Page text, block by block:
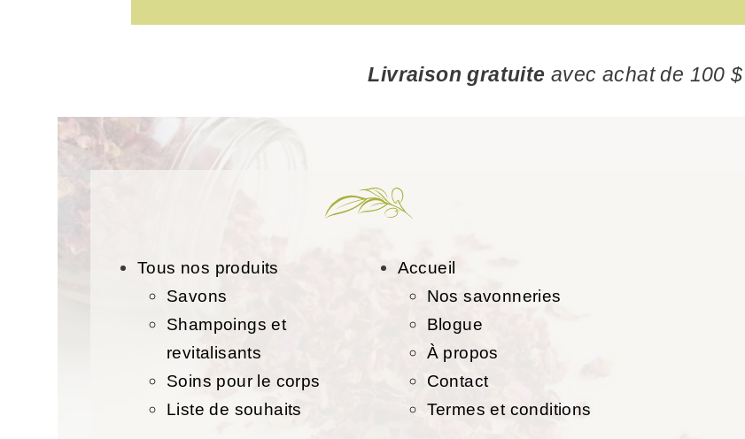
Livraison gratuite avec achat de 100
Tous nos produits
Savons
Shampoings et
revitalisants
Soins pour le corps
Liste de souhaits
Accueil
Nos savonneries
Blogue
À propos
Contact
Termes et conditions